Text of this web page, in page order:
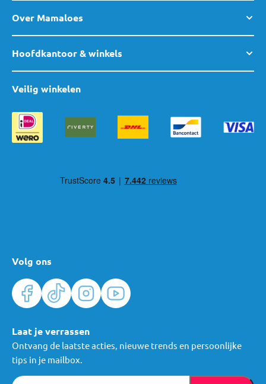
Over Mamaloes
Hoofdkantoor & winkels
Volg ons
Veilig winkelen
Laat je verrassen
Ontvang de laatste acties, nieuwe trends en persoonlijke
tips in je mailbox.